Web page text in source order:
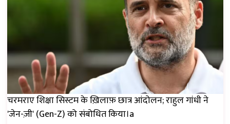
चरमराए शिक्षा सिस्टम के ख़िलाफ़ छात्र आंदोलन; राहुल गांधी ने
'जेन-ज़ी' (Gen-Z) को संबोधित किया।a